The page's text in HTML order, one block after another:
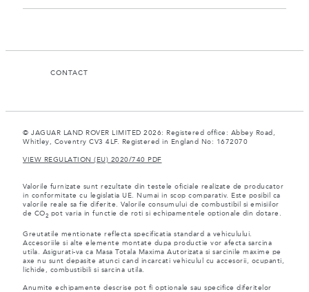
CONTACT
© JAGUAR LAND ROVER LIMITED 2026: Registered office: Abbey Road,
Whitley, Coventry CV3 4LF. Registered in England No: 1672070
VIEW REGULATION (EU) 2020/740 PDF
Valorile furnizate sunt rezultate din testele oficiale realizate de producator
in conformitate cu legislatia UE. Numai in scop comparativ. Este posibil ca
valorile reale sa fie diferite. Valorile consumului de combustibil si emisiilor
de CO2 pot varia in functie de roti si echipamentele optionale din dotare.
Greutatile mentionate reflecta specificatia standard a vehiculului.
Accesoriile si alte elemente montate dupa productie vor afecta sarcina
utila. Asigurati-va ca Masa Totala Maxima Autorizata si sarcinile maxime pe
axe nu sunt depasite atunci cand incarcati vehiculul cu accesorii, ocupanti,
lichide, combustibili si sarcina utila.
Anumite echipamente descrise pot fi optionale sau specifice diferitelor